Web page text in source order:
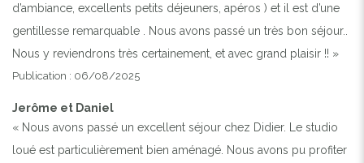
d’ambiance, excellents petits déjeuners, apéros ) et il est d’une
gentillesse remarquable . Nous avons passé un très bon séjour..
Nous y reviendrons très certainement, et avec grand plaisir !! »
Publication : 06/08/2025
Jerôme et Daniel
« Nous avons passé un excellent séjour chez Didier. Le studio
loué est particulièrement bien aménagé. Nous avons pu profiter